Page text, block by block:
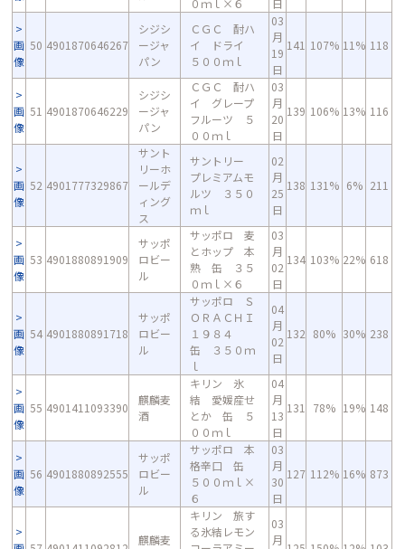
０ｍｌ×６
日
画
像
50 4901870646267
シジシ
ージャ
パン
ＣＧＣ 酎ハ
イ ドライ
５００ｍｌ
03
月
19
日
141 107% 11% 118
画
像
51 4901870646229
シジシ
ージャ
パン
ＣＧＣ 酎ハ
イ グレープ
フルーツ ５
００ｍｌ
03
月
20
日
139 106% 13% 116
画
像
52 4901777329867
サント
リーホ
ールデ
ィング
ス
サントリー
プレミアムモ
ルツ ３５０
ｍｌ
02
月
25
日
138 131% 6% 211
画
像
53 4901880891909
サッポ
ロビー
ル
サッポロ 麦
とホップ 本
熟 缶 ３５
０ｍｌ×６
03
月
02
日
134 103% 22% 618
画
像
54 4901880891718
サッポ
ロビー
ル
サッポロ Ｓ
ＯＲＡＣＨＩ
１９８４
缶 ３５０ｍ
ｌ
04
月
02
日
132 80% 30% 238
画
像
55 4901411093390
麒麟麦
酒
キリン 氷
結 愛媛産せ
とか 缶 ５
００ｍｌ
04
月
13
日
131 78% 19% 148
画
像
56 4901880892555
サッポ
ロビー
ル
サッポロ 本
格辛口 缶
５００ｍｌ×
６
03
月
30
日
127 112% 16% 873
麒麟麦
キリン 旅す
る氷結レモン
03
月